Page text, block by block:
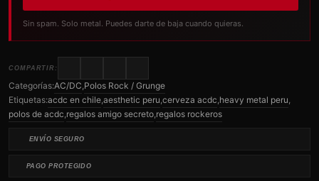
Sin spam. Solo metal. Puedes darte de baja cuando quieras.
COMPARTIR:
Categorías:AC/DC,Polos Rock / Grunge
Etiquetas:acdc en chile,aesthetic peru,cerveza acdc,heavy metal peru,
polos de acdc,regalos amigo secreto,regalos rockeros
ENVÍO SEGURO
PAGO PROTEGIDO